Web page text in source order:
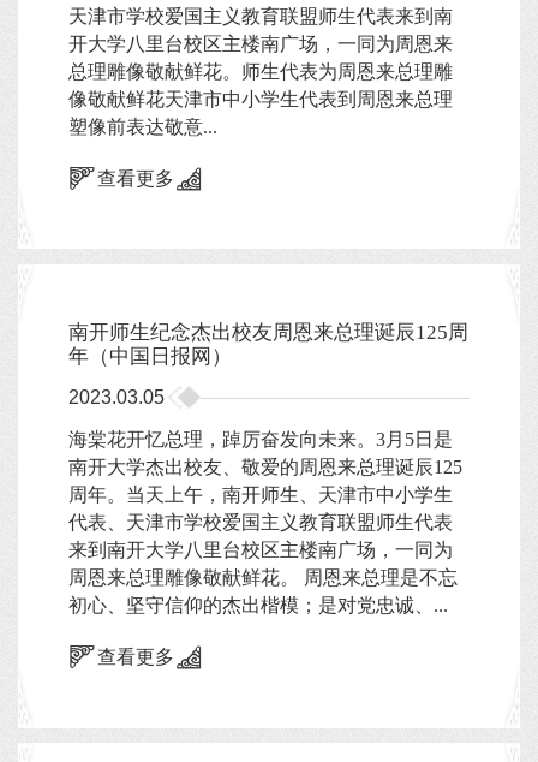
天津市学校爱国主义教育联盟师生代表来到南
开大学八里台校区主楼南广场，一同为周恩来
总理雕像敬献鲜花。师生代表为周恩来总理雕
像敬献鲜花天津市中小学生代表到周恩来总理
塑像前表达敬意...
查看更多
南开师生纪念杰出校友周恩来总理诞辰125周
年（中国日报网）
2023.03.05
海棠花开忆总理，踔厉奋发向未来。3月5日是
南开大学杰出校友、敬爱的周恩来总理诞辰125
周年。当天上午，南开师生、天津市中小学生
代表、天津市学校爱国主义教育联盟师生代表
来到南开大学八里台校区主楼南广场，一同为
周恩来总理雕像敬献鲜花。 周恩来总理是不忘
初心、坚守信仰的杰出楷模；是对党忠诚、...
查看更多